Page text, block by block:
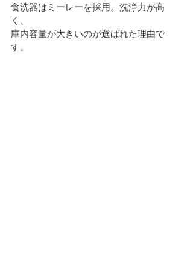
食洗器はミーレーを採用。洗浄力が高
く、
庫内容量が大きいのが選ばれた理由で
す。